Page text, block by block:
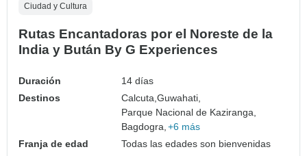
Ciudad y Cultura
Rutas Encantadoras por el Noreste de la
India y Bután By G Experiences
Duración
14 días
Destinos
Calcuta,Guwahati,
Parque Nacional de Kaziranga,
Bagdogra, +6 más
Franja de edad
Todas las edades son bienvenidas